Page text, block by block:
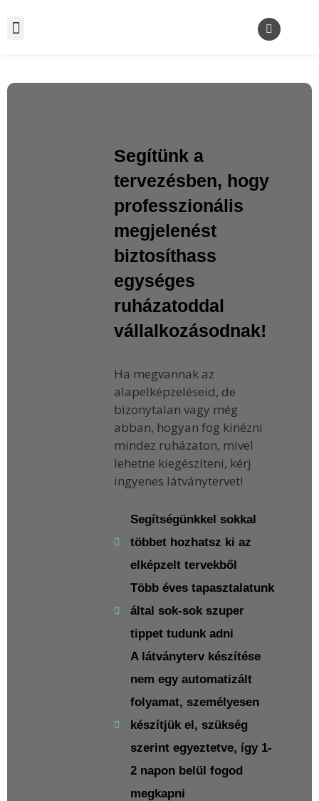
Segítünk a
tervezésben, hogy
professzionális
megjelenést
biztosíthass
egységes
ruházatoddal
vállalkozásodnak!
Ha megvannak az
alapelképzeléseid, de
bizonytalan vagy még
abban, hogyan fog kinézni
mindez ruházaton, mivel
lehetne kiegészíteni, kérj
ingyenes látványtervet!
Segítségünkkel sokkal
többet hozhatsz ki az
elképzelt tervekből
Több éves tapasztalatunk
által sok-sok szuper
tippet tudunk adni
A látványterv készítése
nem egy automatizált
folyamat, személyesen
készítjük el, szükség
szerint egyeztetve, így 1-
2 napon belül fogod
megkapni